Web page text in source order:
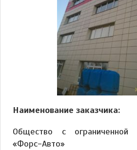
Наименование заказчика:
Общество с ограниченной
«Форс-Авто»